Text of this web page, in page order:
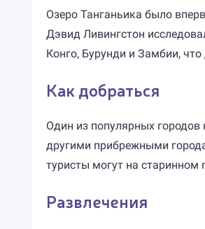
Озеро Танганьика было
Дэвид Ливингстон
Конго, Бурунди и Замбии,
Как добраться
Один из популярных
другими прибрежными
туристы могут на старинном
Развлечения